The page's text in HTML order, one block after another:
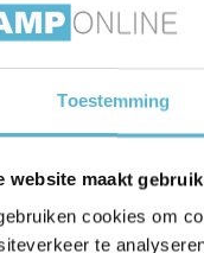
Toestemming
website maakt
cookies om
te
over dit product..